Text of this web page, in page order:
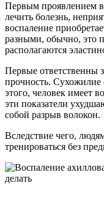
Первым проявлением
лечить болезнь,
воспаление
разными, обычно, это
располагаются
Первые ответственны
прочность. Сухожилие
этого, человек имеет
эти показатели
собой разрыв волокон.
Вследствие чего,
тренироваться без